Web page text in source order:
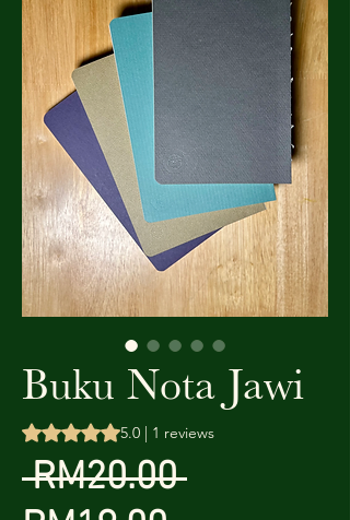
Buku Nota Jawi
Rating is 5.0 out of five stars based on 1
5.0 | 1 reviews
RM20.00 Regular